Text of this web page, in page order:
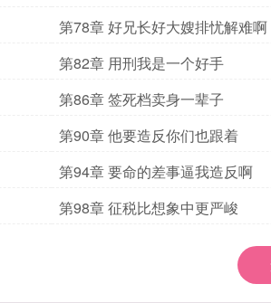
第78章 好兄长好大嫂排忧解难啊
第82章 用刑我是一个好手
第86章 签死档卖身一辈子
第90章 他要造反你们也跟着
第94章 要命的差事逼我造反啊
第98章 征税比想象中更严峻